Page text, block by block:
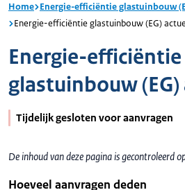
Home Energie-efficiëntie glastuinbouw
Energie-efficiëntie glastuinbouw (EG)
Energie-efficiëntie
glastuinbouw
Tijdelijk gesloten voor aanvragen
De inhoud van deze pagina is gecontroleerd
Hoeveel aanvragen deden